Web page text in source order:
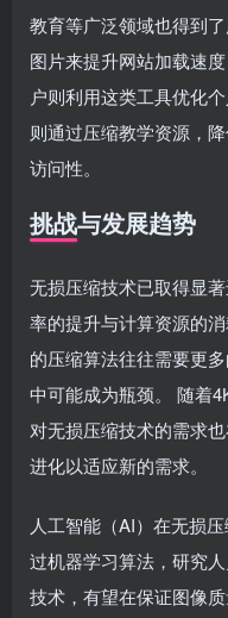
教育等广泛领域也得到
图片来提升网站加载速
户则利用这类工具优化
则通过压缩教学资源，
访问性。
挑战与发展趋势
无损压缩技术已取得显
率的提升与计算资源的
的压缩算法往往需要更
中可能成为瓶颈。 随着
对无损压缩技术的需求
进化以适应新的需求。
人工智能（AI）在无损
过机器学习算法，研究
技术，有望在保证图像